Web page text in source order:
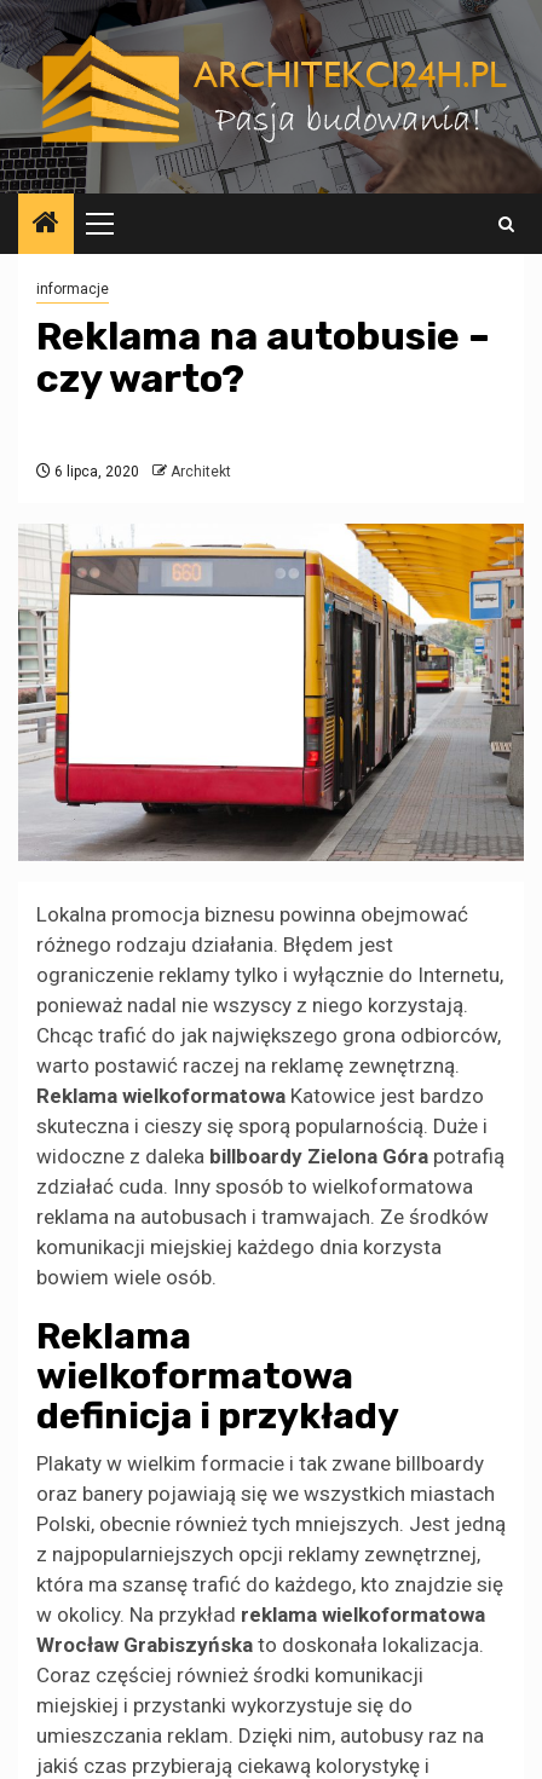
Przejdź
do
treści
Menu
główne
informacje
Reklama na autobusie –
czy warto?
6 lipca, 2020 Architekt
Lokalna promocja biznesu powinna obejmować
różnego rodzaju działania. Błędem jest
ograniczenie reklamy tylko i wyłącznie do Internetu,
ponieważ nadal nie wszyscy z niego korzystają.
Chcąc trafić do jak największego grona odbiorców,
warto postawić raczej na reklamę zewnętrzną.
Reklama wielkoformatowa Katowice jest bardzo
skuteczna i cieszy się sporą popularnością. Duże i
widoczne z daleka billboardy Zielona Góra potrafią
zdziałać cuda. Inny sposób to wielkoformatowa
reklama na autobusach i tramwajach. Ze środków
komunikacji miejskiej każdego dnia korzysta
bowiem wiele osób.
Reklama
wielkoformatowa
definicja i przykłady
Plakaty w wielkim formacie i tak zwane billboardy
oraz banery pojawiają się we wszystkich miastach
Polski, obecnie również tych mniejszych. Jest jedną
z najpopularniejszych opcji reklamy zewnętrznej,
która ma szansę trafić do każdego, kto znajdzie się
w okolicy. Na przykład reklama wielkoformatowa
Wrocław Grabiszyńska to doskonała lokalizacja.
Coraz częściej również środki komunikacji
miejskiej i przystanki wykorzystuje się do
umieszczania reklam. Dzięki nim, autobusy raz na
jakiś czas przybierają ciekawą kolorystykę i